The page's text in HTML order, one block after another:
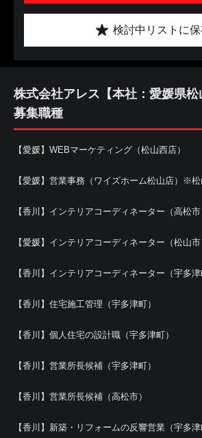
検討中リストに
株式会社アレス【本社：愛媛県
募集職種
【愛媛】WEBマーケティング（松山西店）
【愛媛】営業事務（ワイズホーム松山店）※
【香川】インテリアコーディネーター（高松市
【愛媛】インテリアコーディネーター（松山市
【香川】インテリアコーディネーター（宇多津
【香川】住宅施工管理（宇多津町）
【香川】個人住宅の設計職（宇多津町）
【香川】営業所長候補（宇多津町）
【香川】営業所長候補（高松市）
【香川】新築・リフォームの反響営業（宇多津